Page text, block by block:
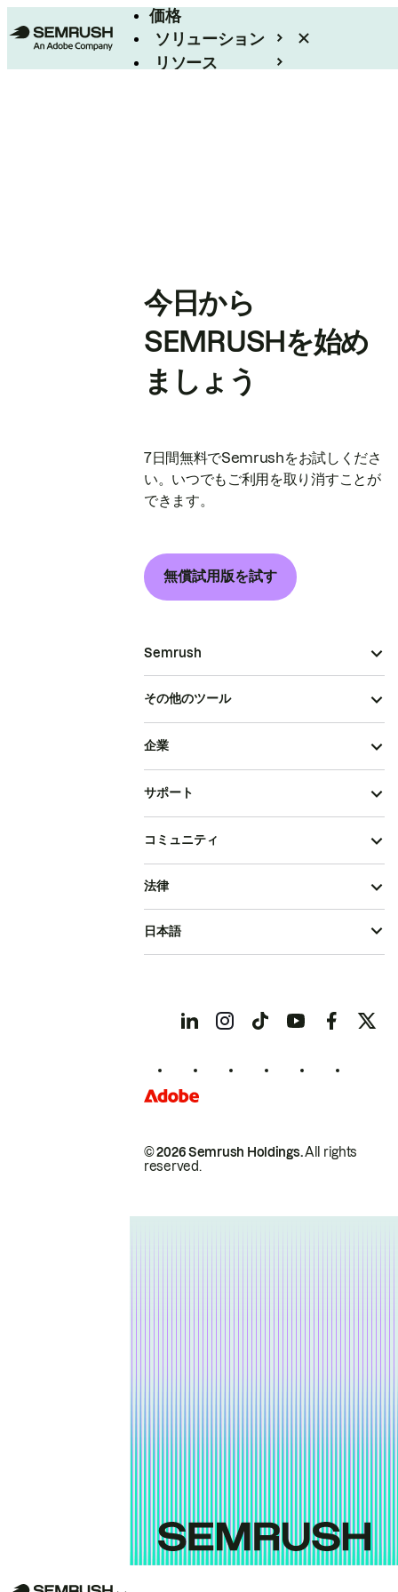
価格
ソリューション
リソース
今日から
SEMRUSHを始め
ましょう
7日間無料でSemrushをお試しくださ
い。いつでもご利用を取り消すことが
できます。
無償試用版を試す
Semrush
その他のツール
企業
サポート
コミュニティ
© 2026 Semrush Holdings.All rights
reserved.
法律
日本語